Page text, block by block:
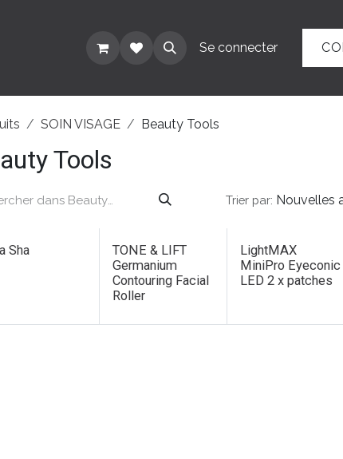
RÉFÉRENCES RENDEZ-VOUS
Se connecter
SOIN VISAGE Beauty Tools
Tools
Trier par: Nouvelles
Sha
TONE & LIFT
Germanium
Contouring Facial
Roller
LightMAX
MiniPro Eyeconic
LED 2 x patches